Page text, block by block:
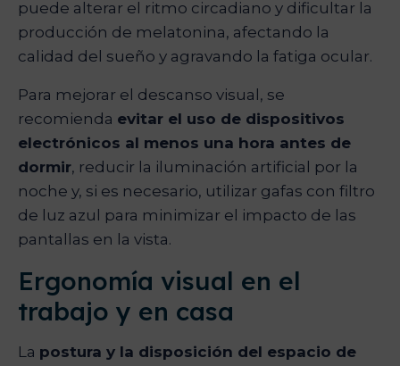
puede alterar el ritmo circadiano y dificultar la
producción de melatonina, afectando la
calidad del sueño y agravando la fatiga ocular.
Para mejorar el descanso visual, se
recomienda evitar el uso de dispositivos
electrónicos al menos una hora antes de
dormir, reducir la iluminación artificial por la
noche y, si es necesario, utilizar gafas con filtro
de luz azul para minimizar el impacto de las
pantallas en la vista.
Ergonomía visual en el
trabajo y en casa
La postura y la disposición del espacio de